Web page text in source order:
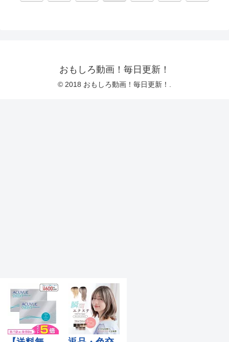
おもしろ動画！毎日更新！
© 2018 おもしろ動画！毎日更新！.